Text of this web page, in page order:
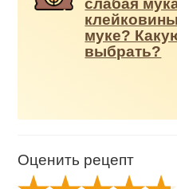
слабая
муке?
выбрать?
Оценить рецепт